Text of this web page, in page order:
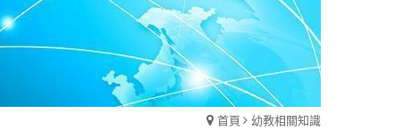
首頁 幼教相關知識